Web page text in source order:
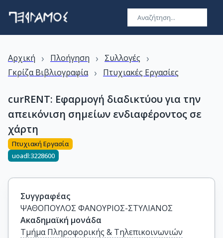
Αρχική › Πλοήγηση › Συλλογές ›
Γκρίζα Βιβλιογραφία › Πτυχιακές Εργασίες
curRENT: Εφαρμογή διαδικτύου για την
απεικόνιση σημείων ενδιαφέροντος σε
χάρτη
Πτυχιακή Εργασία
uoadl:3228600
Συγγραφέας
ΨΑΘΟΠΟΥΛΟΣ ΦΑΝΟΥΡΙΟΣ-ΣΤΥΛΙΑΝΟΣ
Ακαδημαϊκή μονάδα
Τμήμα Πληροφορικής & Τηλεπικοινωνιών